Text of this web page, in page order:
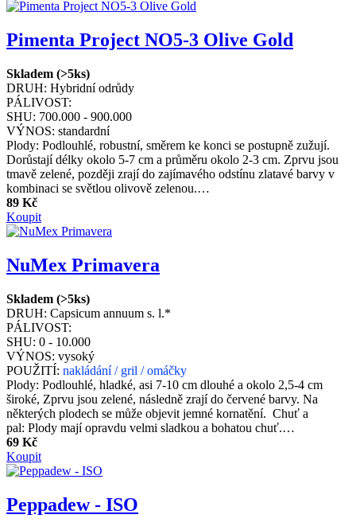
Pimenta Project NO5-3 Olive Gold
Skladem (>5ks)
DRUH: Hybridní odrůdy
PÁLIVOST:
SHU: 700.000 - 900.000
VÝNOS: standardní
Plody: Podlouhlé, robustní, směrem ke konci se postupně zužují.
Dorůstají délky okolo 5-7 cm a průměru okolo 2-3 cm. Zprvu jsou
tmavě zelené, později zrají do zajímavého odstínu zlatavé barvy v
kombinaci se světlou olivově zelenou.…
89 Kč
Koupit
NuMex Primavera
Skladem (>5ks)
DRUH: Capsicum annuum s. l.*
PÁLIVOST:
SHU: 0 - 10.000
VÝNOS: vysoký
POUŽITÍ: nakládání / gril / omáčky
Plody: Podlouhlé, hladké, asi 7-10 cm dlouhé a okolo 2,5-4 cm
široké, Zprvu jsou zelené, následně zrají do červené barvy. Na
některých plodech se může objevit jemné kornatění. Chuť a
pal: Plody mají opravdu velmi sladkou a bohatou chuť.…
69 Kč
Koupit
Peppadew - ISO